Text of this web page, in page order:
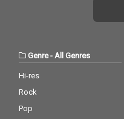
Genre- All Genres
Hi-res
Rock
Pop